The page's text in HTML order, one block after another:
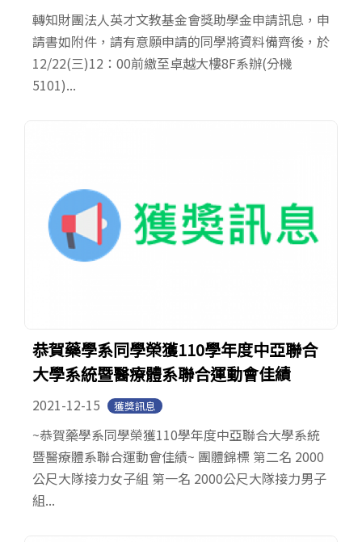
轉知財團法人英才文教基金會獎助學金申請訊息，申
請書如附件，請有意願申請的同學將資料備齊後，於
12/22(三)12：00前繳至卓越大樓8F系辦(分機
5101)...
恭賀藥學系同學榮獲110學年度中亞聯合
大學系統暨醫療體系聯合運動會佳績
2021-12-15 獲獎訊息
~恭賀藥學系同學榮獲110學年度中亞聯合大學系統
暨醫療體系聯合運動會佳績~ 團體錦標 第二名 2000
公尺大隊接力女子組 第一名 2000公尺大隊接力男子
組...